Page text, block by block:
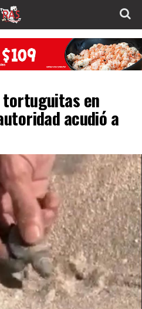
tortuguitas en
acudió a